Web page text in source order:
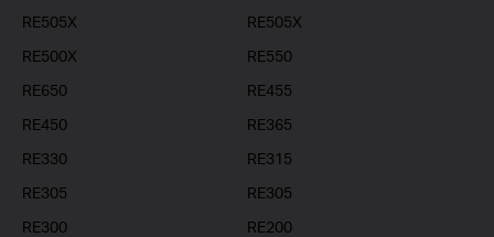
RE505X
RE505X
RE500X
RE550
RE650
RE455
RE450
RE365
RE330
RE315
RE305
RE305
RE300
RE200